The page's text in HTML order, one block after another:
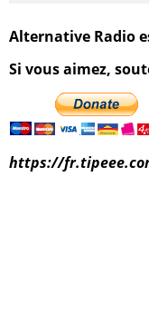
Alternative Radio
Si vous aimez,
https://